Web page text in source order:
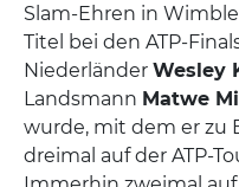
Slam-Ehren in
Titel bei den ATP-
Niederländer Wesley
Landsmann Matwe
wurde, mit dem er zu
dreimal auf der ATP-